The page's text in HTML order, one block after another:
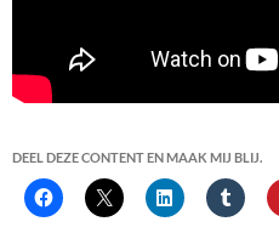
DEEL DEZE CONTENT EN MAAK MIJ BLIJ.